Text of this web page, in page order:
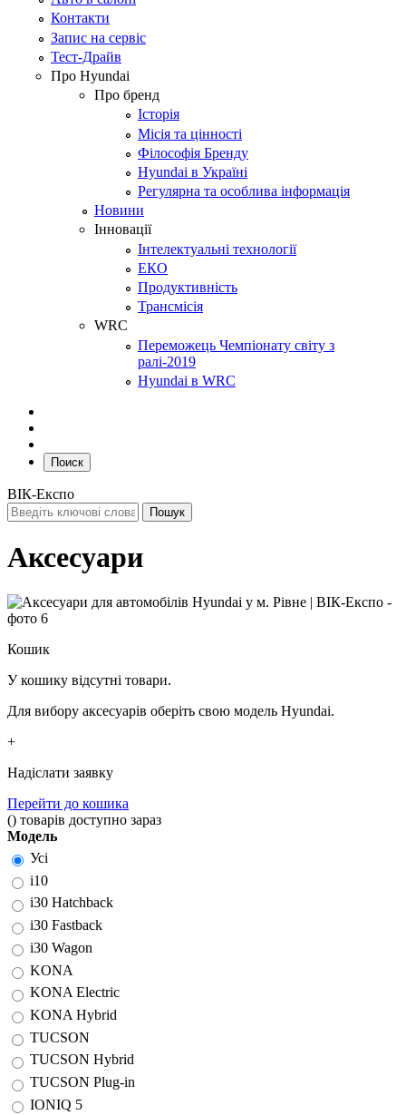
Контакти
Запис на сервіс
Тест-Драйв
Про Hyundai
Про бренд
Історія
Місія та цінності
Філософія Бренду
Hyundai в Україні
Регулярна та особлива інформація
Новини
Інновації
Інтелектуальні технології
ЕКО
Продуктивність
Трансмісія
WRC
Переможець Чемпіонату світу з
ралі-2019
Hyundai в WRC
Поиск
ВІК-Експо
Аксесуари
Кошик
У кошику відсутні товари.
Для вибору аксесуарів оберіть свою модель Hyundai.
+
Надіслати заявку
Перейти до кошика
() товарів доступно зараз
Модель
Усі
i10
i30 Hatchback
i30 Fastback
i30 Wagon
KONA
KONA Electric
KONA Hybrid
TUCSON
TUCSON Hybrid
TUCSON Plug-in
IONIQ 5